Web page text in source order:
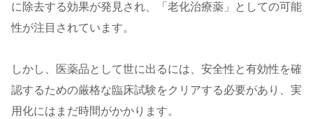
に除去する効果が発見され、「老化治療薬」としての可能
性が注目されています。
しかし、医薬品として世に出るには、安全性と有効性を確
認するための厳格な臨床試験をクリアする必要があり、実
用化にはまだ時間がかかります。